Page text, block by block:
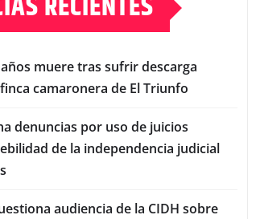
años muere tras sufrir descarga
camaronera de El Triunfo
denuncias por uso de juicios
de la independencia judicial
audiencia de la CIDH sobre